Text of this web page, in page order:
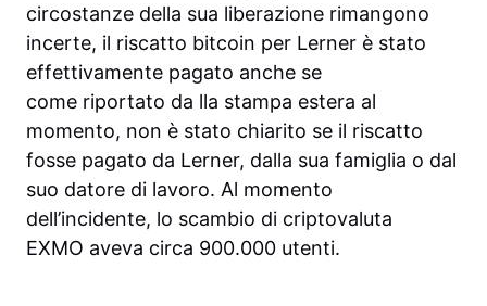
circostanze della sua liberazione rimangono
incerte, il riscatto bitcoin per Lerner è stato
effettivamente pagato anche se
come riportato da lla stampa estera al
momento, non è stato chiarito se il riscatto
fosse pagato da Lerner, dalla sua famiglia o dal
suo datore di lavoro. Al momento
dell’incidente, lo scambio di criptovaluta
EXMO aveva circa 900.000 utenti.